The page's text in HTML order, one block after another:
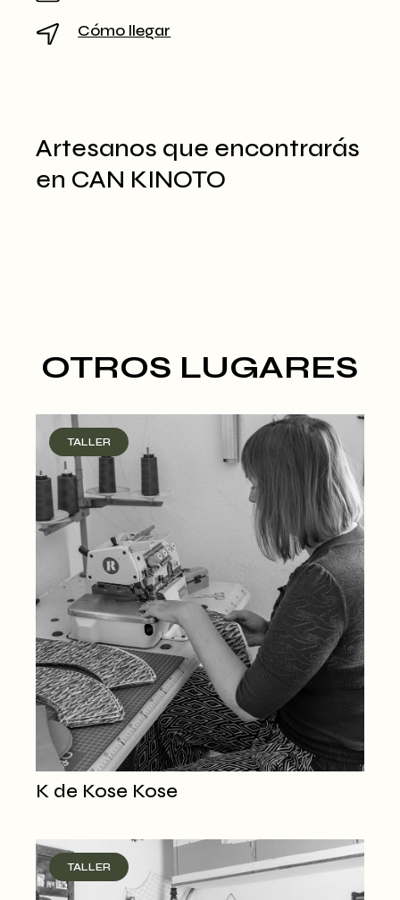
Cómo llegar
Artesanos que encontrarás
en CAN KINOTO
OTROS LUGARES
TALLER
K de Kose Kose
TALLER